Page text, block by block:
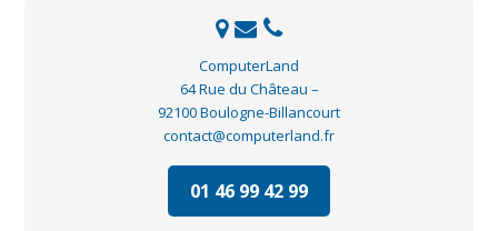
ComputerLand
64 Rue du Château –
92100 Boulogne-Billancourt
contact@computerland.fr
01 46 99 42 99